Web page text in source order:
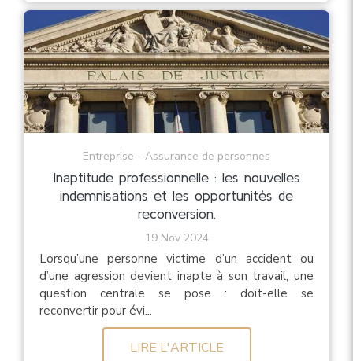
Entreprise - Assurance de personnes
Inaptitude professionnelle : les nouvelles
indemnisations et les opportunités de
reconversion.
19 Nov 2024
Lorsqu’une personne victime d’un accident ou
d’une agression devient inapte à son travail, une
question centrale se pose : doit-elle se
reconvertir pour évi...
LIRE L'ARTICLE